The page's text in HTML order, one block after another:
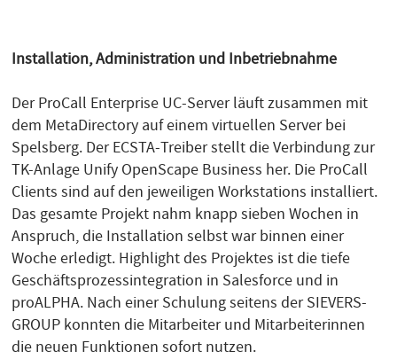
Installation, Administration und Inbetriebnahme
Der ProCall Enterprise UC-Server läuft zusammen mit
dem MetaDirectory auf einem virtuellen Server bei
Spelsberg. Der ECSTA-Treiber stellt die Verbindung zur
TK-Anlage Unify OpenScape Business her. Die ProCall
Clients sind auf den jeweiligen Workstations installiert.
Das gesamte Projekt nahm knapp sieben Wochen in
Anspruch, die Installation selbst war binnen einer
Woche erledigt. Highlight des Projektes ist die tiefe
Geschäftsprozessintegration in Salesforce und in
proALPHA. Nach einer Schulung seitens der SIEVERS-
GROUP konnten die Mitarbeiter und Mitarbeiterinnen
die neuen Funktionen sofort nutzen.